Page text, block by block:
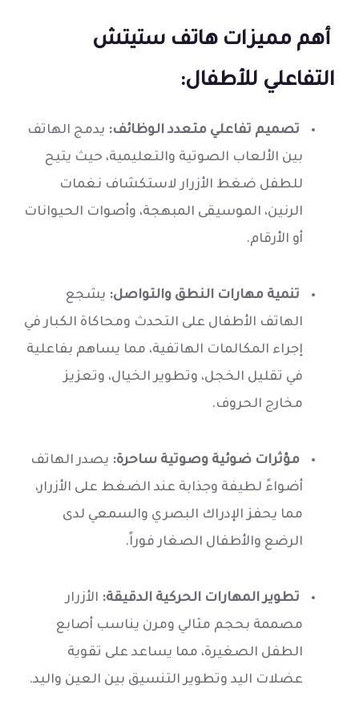
أهم مميزات هاتف ستيتش
التفاعلي للأطفال:
تصميم تفاعلي متعدد الوظائف: يدمج الهاتف
بين الألعاب الصوتية والتعليمية، حيث يتيح
للطفل ضغط الأزرار لاستكشاف نغمات
الرنين، الموسيقى المبهجة، وأصوات الحيوانات
أو الأرقام.
تنمية مهارات النطق والتواصل: يشجع
الهاتف الأطفال على التحدث ومحاكاة الكبار في
إجراء المكالمات الهاتفية، مما يساهم بفاعلية
في تقليل الخجل، وتطوير الخيال، وتعزيز
مخارج الحروف.
مؤثرات ضوئية وصوتية ساحرة: يصدر الهاتف
أضواءً لطيفة وجذابة عند الضغط على الأزرار،
مما يحفز الإدراك البصري والسمعي لدى
الرضع والأطفال الصغار فوراً.
تطوير المهارات الحركية الدقيقة: الأزرار
مصممة بحجم مثالي ومرن يناسب أصابع
الطفل الصغيرة، مما يساعد على تقوية
عضلات اليد وتطوير التنسيق بين العين واليد.